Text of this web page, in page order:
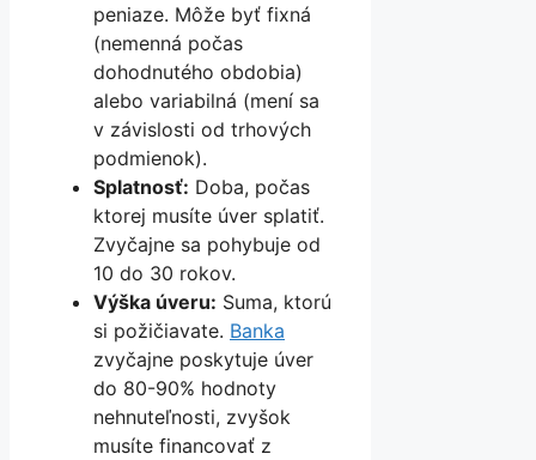
peniaze. Môže byť fixná
(nemenná počas
dohodnutého obdobia)
alebo variabilná (mení sa
v závislosti od trhových
podmienok).
Splatnosť: Doba, počas
ktorej musíte úver splatiť.
Zvyčajne sa pohybuje od
10 do 30 rokov.
Výška úveru: Suma, ktorú
si požičiavate. Banka
zvyčajne poskytuje úver
do 80-90% hodnoty
nehnuteľnosti, zvyšok
musíte financovať z